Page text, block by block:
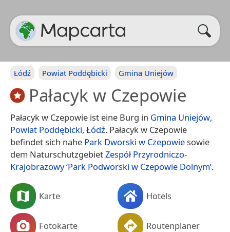
Łódź Powiat Poddębicki Gmina Uniejów
Pałacyk w Czepowie
Pałacyk w Czepowie ist eine Burg in Gmina Uniejów,
Powiat Poddębicki, Łódź. Pałacyk w Czepowie
befindet sich nahe Park Dworski w Czepowiesowie
dem NaturschutzgebietZespół Przyrodniczo-
Krajobrazowy ‘Park Podworski w Czepowie Dolnym’.
Karte Hotels
Fotokarte Routenplaner